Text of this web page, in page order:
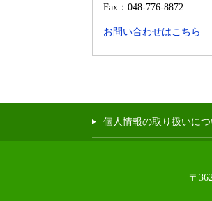
Fax：048-776-8872
お問い合わせはこちら
個人情報の取り扱いに
〒